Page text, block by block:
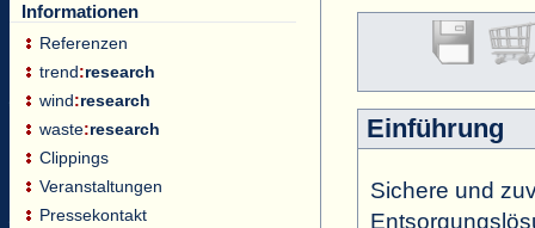
Informationen
Referenzen
trend:research
wind:research
waste:research
Clippings
Veranstaltungen
Pressekontakt
Einführung
Sichere und